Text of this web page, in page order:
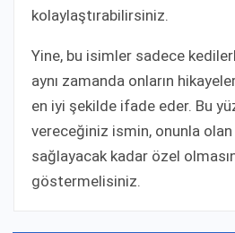
kolaylaştırabilirsiniz.
Yine, bu isimler sadece
aynı zamanda onların
en iyi şekilde ifade eder. Bu
vereceğiniz ismin, onunla olan
sağlayacak kadar özel
göstermelisiniz.